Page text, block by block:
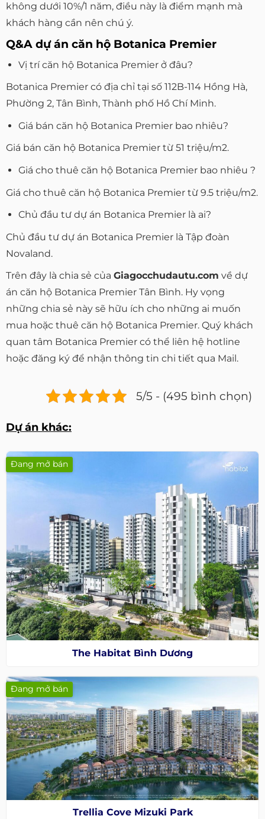
không dưới 10%/1 năm, điều này là điểm mạnh mà
khách hàng cần nên chú ý.
Q&A dự án căn hộ Botanica Premier
Vị trí căn hộ Botanica Premier ở đâu?
Botanica Premier có địa chỉ tại số 112B-114 Hồng Hà,
Phường 2, Tân Bình, Thành phố Hồ Chí Minh.
Giá bán căn hộ Botanica Premier bao nhiêu?
Giá bán căn hộ Botanica Premier từ 51 triệu/m2.
Giá cho thuê căn hộ Botanica Premier bao nhiêu ?
Giá cho thuê căn hộ Botanica Premier từ 9.5 triệu/m2.
Chủ đầu tư dự án Botanica Premier là ai?
Chủ đầu tư dự án Botanica Premier là Tập đoàn
Novaland.
Trên đây là chia sẻ của Giagocchudautu.com về dự
án căn hộ Botanica Premier Tân Bình. Hy vọng
những chia sẻ này sẽ hữu ích cho những ai muốn
mua hoặc thuê căn hộ Botanica Premier. Quý khách
quan tâm Botanica Premier có thể liên hệ hotline
hoặc đăng ký để nhận thông tin chi tiết qua Mail.
5/5 - (495 bình chọn)
Dự án khác:
Đang mở bán
The Habitat Bình Dương
Đang mở bán
Trellia Cove Mizuki Park